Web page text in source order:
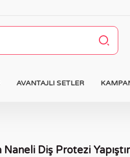
AVANTAJLI SETLER
Naneli Diş Protezi